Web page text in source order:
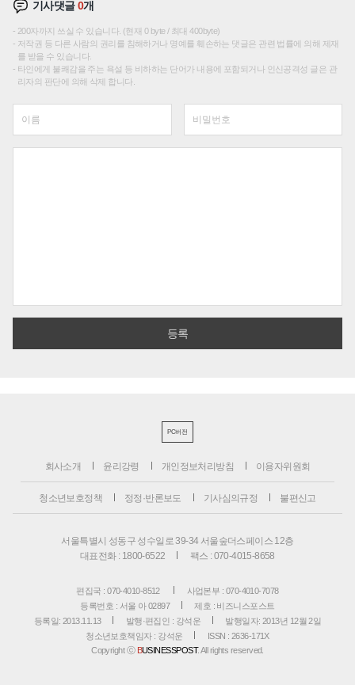
기사댓글0개
200자까지 쓰실 수 있습니다. (현재 0 byte / 최대 400byte)
저작권 등 다른 사람의 권리를 침해하거나 명예를 훼손하는 댓글은 관련 법률에 의해 제재
를 받을 수 있습니다.
타인에게 불쾌감을 주는 욕설 등 비하하는 단어가 내용에 포함되거나 인신공격성 글은 관
리자의 판단에 의해 삭제 합니다.
PC버전
회사소개 윤리강령 개인정보처리방침 이용자위원회
청소년보호정책 정정·반론보도 기사심의규정 불편신고
서울특별시 성동구 성수일로 39-34 서울숲더스페이스 12층
대표전화 : 1800-6522
팩스 : 070-4015-8658
편집국 : 070-4010-8512
사업본부 : 070-4010-7078
등록번호 : 서울 아 02897
제호 : 비즈니스포스트
등록일: 2013.11.13
발행·편집인 : 강석운
발행일자: 2013년 12월 2일
청소년보호책임자 : 강석운
ISSN : 2636-171X
Copyright ⓒ BUSINESSPOST. All rights reserved.